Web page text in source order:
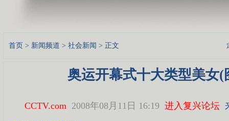
首页 > 新闻频道 > 社会新闻 > 正文
奥运开幕式十大类型美女(
CCTV.com 2008年08月11日 16:19 进入复兴论坛